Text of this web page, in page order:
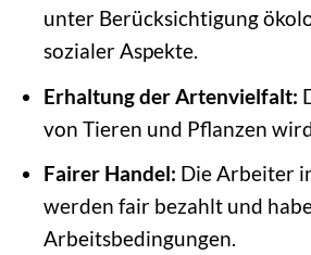
unter Berücksichtigung
sozialer Aspekte.
Erhaltung der Artenvielfalt:
von Tieren und Pflanzen
Fairer Handel: Die Arbeiter
werden fair bezahlt und
Arbeitsbedingungen.